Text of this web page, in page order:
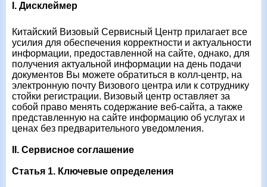
I. Дисклеймер
Китайский Визовый Сервисный Центр прилагает все
усилия для обеспечения корректности и актуальности
информации, предоставленной на сайте, однако, для
получения актуальной информации на день подачи
документов Вы можете обратиться в колл-центр, на
электронную почту Визового центра или к сотруднику
стойки регистрации. Визовый центр оставляет за
собой право менять содержание веб-сайта, а также
представленную на сайте информацию об услугах и
ценах без предварительного уведомления.
II. Сервисное соглашение
Статья 1. Ключевые определения